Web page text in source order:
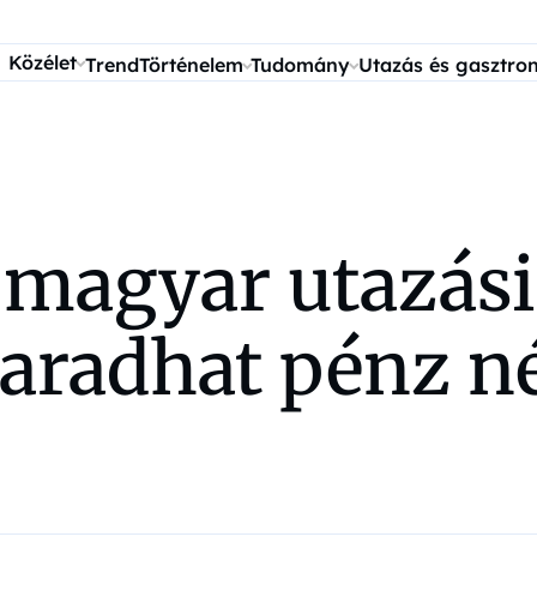
Közélet TrendTörténelem Tudomány Utazás és
pénz